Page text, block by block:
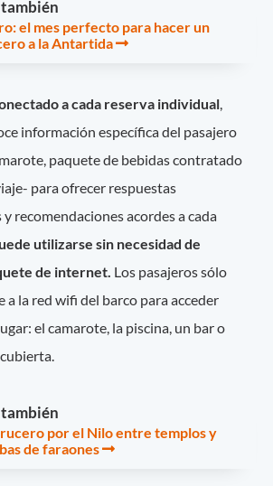
también
el mes perfecto para hacer un
a la Antartida
a cada reserva individual,
información específica del pasajero
paquete de bebidas contratado
para ofrecer respuestas
recomendaciones acordes a cada
utilizarse sin necesidad de
de internet. Los pasajeros sólo
a la red wifi del barco para acceder
el camarote, la piscina, un bar o
también
por el Nilo entre templos y
de faraones